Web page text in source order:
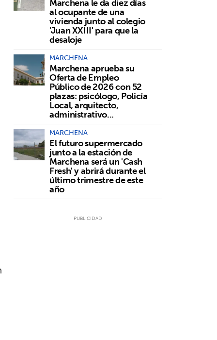
al ocupante de una
vivienda junto al colegio
'Juan XXIII' para que la
desaloje
MARCHENA
Marchena aprueba su
Oferta de Empleo
Público de 2026 con 52
plazas: psicólogo, Policía
Local, arquitecto,
administrativo...
MARCHENA
El futuro supermercado
junto a la estación de
Marchena será un 'Cash
Fresh' y abrirá durante el
último trimestre de este
año